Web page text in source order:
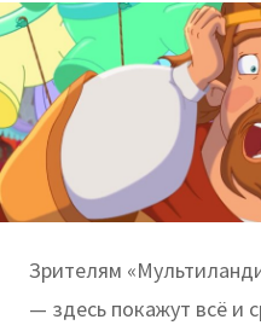
Зрителям
— здесь покажут всё и